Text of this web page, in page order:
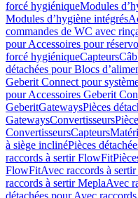
forcé hygiéniqueModules
Modules d’hygiène intégrés
commandes de WC avec
pour Accessoires pour
forcé hygiéniqueCapteurs
détachées pour Blocs
Geberit Connect pour
pour Accessoires Geberit
GeberitGatewaysPièces
GatewaysConvertisseurs
ConvertisseursCapteurs
à siège inclinéPièces
raccords à sertir FlowFit
FlowFitAvec raccords à
raccords à sertir MeplaAvec
détachées pour Avec